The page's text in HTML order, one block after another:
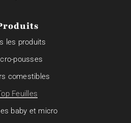
les produits
pousses
comestibles
Feuilles
baby et micro